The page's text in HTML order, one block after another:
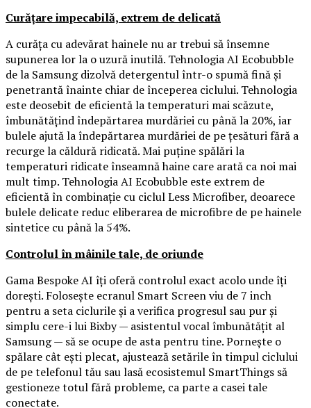
Curățare impecabilă, extrem de delicată
A curăța cu adevărat hainele nu ar trebui să însemne
supunerea lor la o uzură inutilă. Tehnologia AI Ecobubble
de la Samsung dizolvă detergentul într-o spumă fină și
penetrantă înainte chiar de începerea ciclului. Tehnologia
este deosebit de eficientă la temperaturi mai scăzute,
îmbunătățind îndepărtarea murdăriei cu până la 20%, iar
bulele ajută la îndepărtarea murdăriei de pe țesături fără a
recurge la căldură ridicată. Mai puține spălări la
temperaturi ridicate înseamnă haine care arată ca noi mai
mult timp. Tehnologia AI Ecobubble este extrem de
eficientă în combinație cu ciclul Less Microfiber, deoarece
bulele delicate reduc eliberarea de microfibre de pe hainele
sintetice cu până la 54%.
Controlul în mâinile tale, de oriunde
Gama Bespoke AI îți oferă controlul exact acolo unde îți
dorești. Folosește ecranul Smart Screen viu de 7 inch
pentru a seta ciclurile și a verifica progresul sau pur și
simplu cere-i lui Bixby — asistentul vocal îmbunătățit al
Samsung — să se ocupe de asta pentru tine. Pornește o
spălare cât ești plecat, ajustează setările în timpul ciclului
de pe telefonul tău sau lasă ecosistemul SmartThings să
gestioneze totul fără probleme, ca parte a casei tale
conectate.